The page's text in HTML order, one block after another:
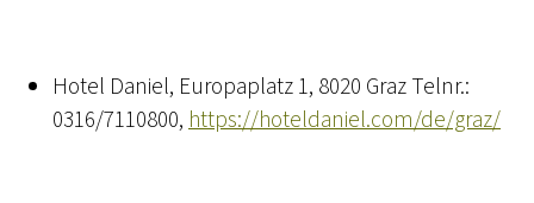
Hotel Daniel, Europaplatz 1, 8020 Graz Telnr.:
0316/7110800,https://hoteldaniel.com/de/graz/